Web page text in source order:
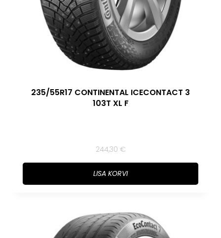
235/55R17 CONTINENTAL ICECONTACT 3
103T XL F
244,30 €
LISA KORVI